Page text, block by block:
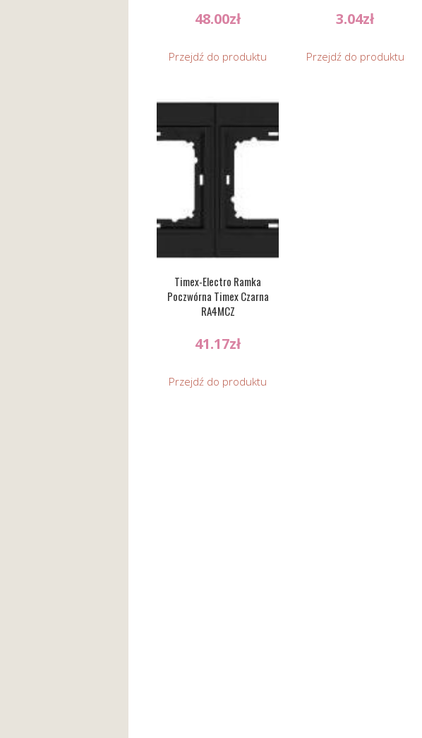
48.00zł
Przejdź do produktu
3.04zł
Przejdź do produktu
Timex-Electro Ramka
Poczwórna Timex Czarna
RA4MCZ
41.17zł
Przejdź do produktu